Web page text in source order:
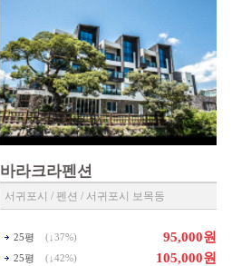
바라크라펜션
서귀포시 / 펜션 / 서귀포시 보목동
25평 (↓ 37%) 95,000원
25평 (↓ 42%) 105,000원